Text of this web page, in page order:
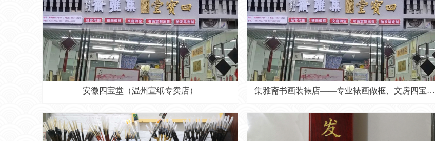
安徽四宝堂（温州宣纸专卖店）
集雅斋书画装裱店——专业裱画做框、文房四宝、